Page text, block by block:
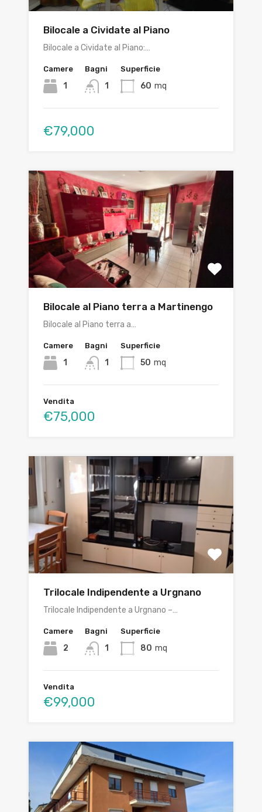
Bilocale a Cividate al Piano
Bilocale a Cividate al Piano:…
Camere
1
Bagni
1
Superficie
60 mq
€79,000
Bilocale al Piano terra a Martinengo
Bilocale al Piano terra a…
Camere
1
Bagni
1
Superficie
50 mq
Vendita
€75,000
Trilocale Indipendente a Urgnano
Trilocale Indipendente a Urgnano –…
Camere
2
Bagni
1
Superficie
80 mq
Vendita
€99,000